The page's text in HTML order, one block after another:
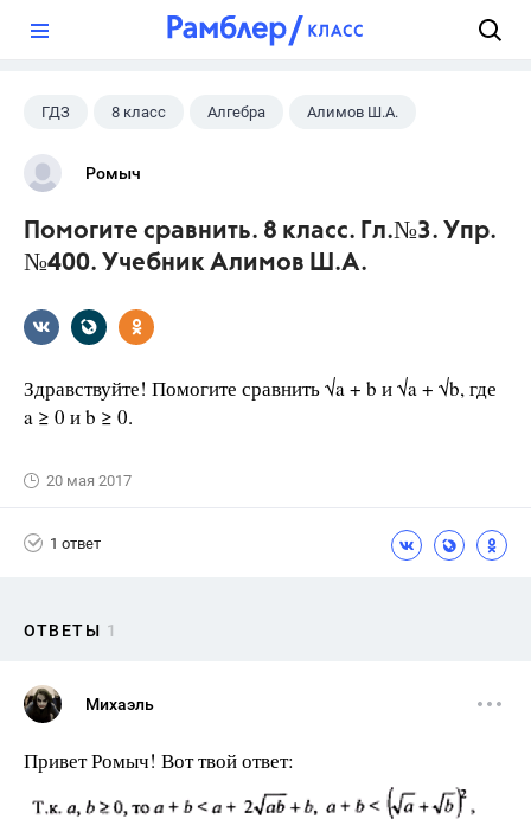
ГДЗ 8 класс Алгебра Алимов Ш.А.
Ромыч
Помогите сравнить. 8 класс. Гл.№3. Упр.
№400. Учебник Алимов Ш.А.
Здравствуйте! Помогите сравнить √a + b и √a + √b, где
a ≥ 0 и b ≥ 0.
20 мая 2017
1 ответ
ОТВЕТЫ 1
Михаэль
Привет Ромыч! Вот твой ответ: